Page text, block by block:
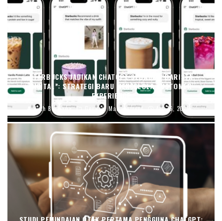
STARBUCKS JADIKAN CHATGPT SEBAGAI “BARISTA
DIGITAL”: STRATEGI BARU MENGELOLA CUSTOMER
EXPERIENCE
Ruth Berliana General Management Apr 16, 2026